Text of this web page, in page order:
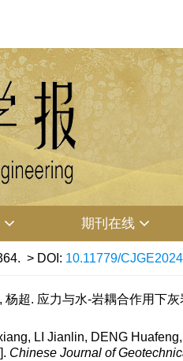
期刊在线
> DOI: 10.11779/
超. 应力与水-岩耦合作用下
LI Jianlin, DENG
Chinese Journal of